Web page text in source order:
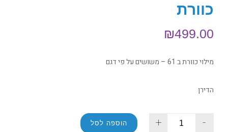
כוורת
₪499.00
מילוי כוורת ב 61 – משושים על פי דגם
הדירן
-
+ הוספה לסל